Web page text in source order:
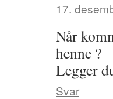
17.
Når
henne ?
Legger
Svar